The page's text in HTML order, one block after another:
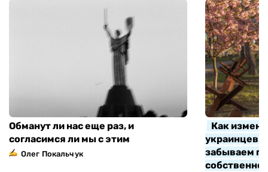
Обманут ли нас еще раз, и
согласимся ли мы с этим
Олег Покальчук
Как
украинцев
забываем